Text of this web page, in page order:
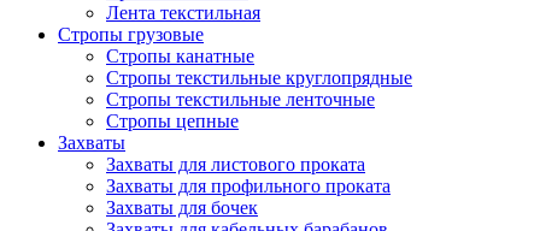
Лента текстильная
Стропы грузовые
Стропы канатные
Стропы текстильные круглопрядные
Стропы текстильные ленточные
Стропы цепные
Захваты
Захваты для листового проката
Захваты для профильного проката
Захваты для бочек